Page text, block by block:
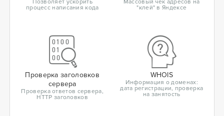
Позволяет ускорить
процесс написания кода
Массовый чек адресов на
"клей" в Яндексе
Проверка заголовков
сервера
Проверка ответов сервера,
HTTP заголовков
WHOIS
Информация о доменах:
дата регистрации, проверка
на занятость